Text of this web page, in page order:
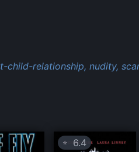
child-relationship, nudity,
⭐ 6.4